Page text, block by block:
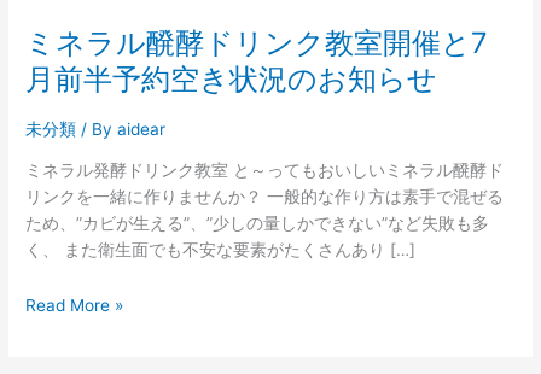
ミネラル醗酵ドリンク教室開催と7
月前半予約空き状況のお知らせ
未分類 / Byaidear
ミネラル発酵ドリンク教室 と～ってもおいしいミネラル醗酵ド
リンクを一緒に作りませんか？ 一般的な作り方は素手で混ぜる
ため、”カビが生える”、”少しの量しかできない”など失敗も多
く、 また衛生面でも不安な要素がたくさんあり […]
開
催
と
7
前
半
予
約
空
状
Read More »